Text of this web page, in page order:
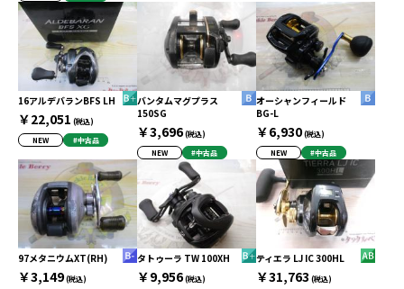
16アルデバランBFS LH
￥22,051 (税込)
NEW
#中古品
バンタムマグプラス
150SG
￥3,696(税込)
NEW
#中古品
オーシャンフィールド
BG-L
￥6,930(税込)
NEW
#中古品
97メタニウムXT(RH)
￥3,149(税込)
タトゥーラ TW 100XH
￥9,956(税込)
ティエラ LJ IC 300HL
￥31,763 (税込)